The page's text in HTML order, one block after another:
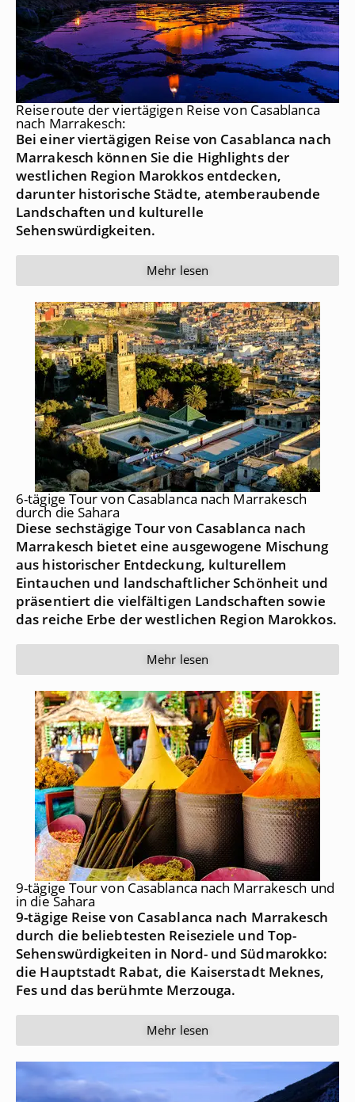
Reiseroute der viertägigen Reise von Casablanca
nach Marrakesch:
Bei einer viertägigen Reise von Casablanca nach
Marrakesch können Sie die Highlights der
westlichen Region Marokkos entdecken,
darunter historische Städte, atemberaubende
Landschaften und kulturelle
Sehenswürdigkeiten.
Mehr lesen
6-tägige Tour von Casablanca nach Marrakesch
durch die Sahara
Diese sechstägige Tour von Casablanca nach
Marrakesch bietet eine ausgewogene Mischung
aus historischer Entdeckung, kulturellem
Eintauchen und landschaftlicher Schönheit und
präsentiert die vielfältigen Landschaften sowie
das reiche Erbe der westlichen Region Marokkos.
Mehr lesen
9-tägige Tour von Casablanca nach Marrakesch und
in die Sahara
9-tägige Reise von Casablanca nach Marrakesch
durch die beliebtesten Reiseziele und Top-
Sehenswürdigkeiten in Nord- und Südmarokko:
die Hauptstadt Rabat, die Kaiserstadt Meknes,
Fes und das berühmte Merzouga.
Mehr lesen